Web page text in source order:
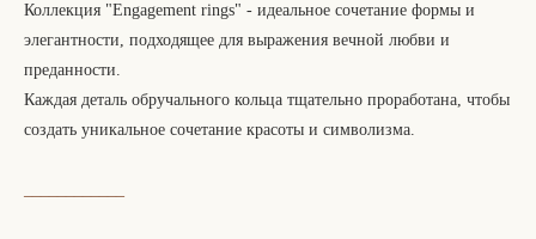
Коллекция "Engagement rings" - идеальное сочетание формы и
элегантности, подходящее для выражения вечной любви и
преданности.
Каждая деталь обручального кольца тщательно проработана, чтобы
создать уникальное сочетание красоты и символизма.